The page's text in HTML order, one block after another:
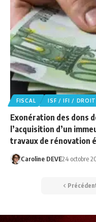
FISCAL ISF / IFI /
Exonération des dons
l’acquisition d’un
travaux de rénovation
Caroline DEVE24 octobre